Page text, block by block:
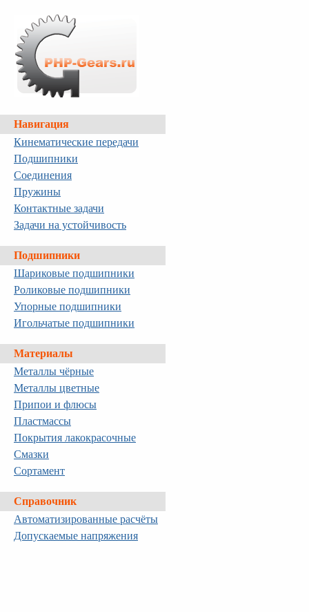
Навигация
Кинематические передачи
Подшипники
Соединения
Пружины
Контактные задачи
Задачи на устойчивость
Подшипники
Шариковые подшипники
Роликовые подшипники
Упорные подшипники
Игольчатые подшипники
Материалы
Металлы чёрные
Металлы цветные
Припои и флюсы
Пластмассы
Покрытия лакокрасочные
Смазки
Сортамент
Справочник
Автоматизированные расчёты
Допускаемые напряжения